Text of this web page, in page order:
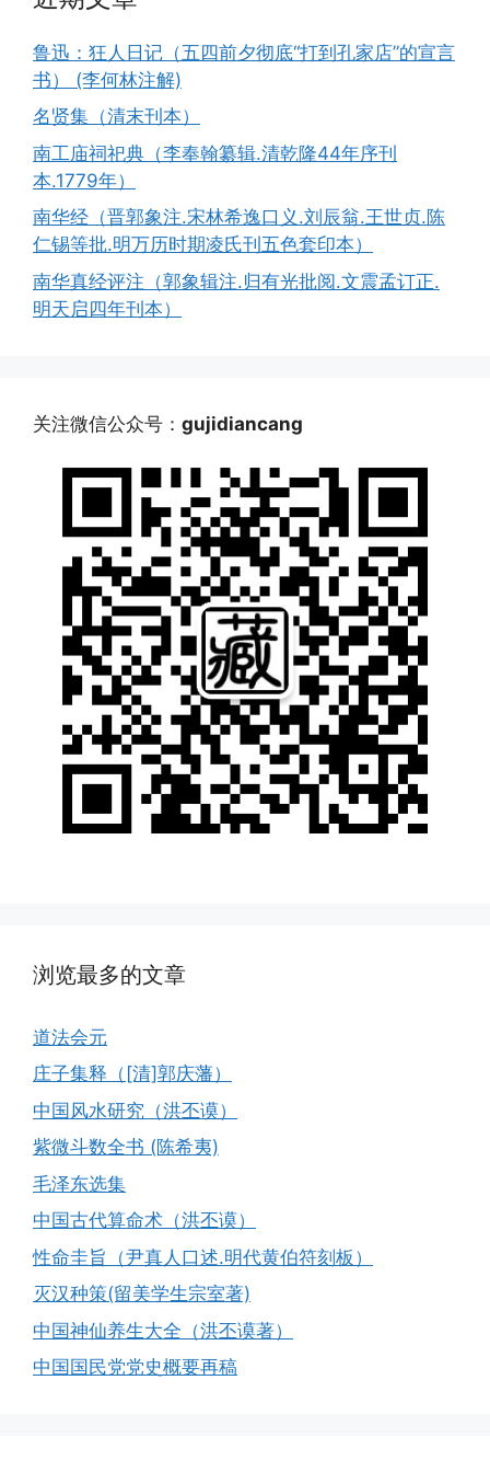
鲁迅：狂人日记（五四前夕彻底“打到孔家店”的宣言
书） (李何林注解)
名贤集（清末刊本）
南工庙祠祀典（李奉翰纂辑.清乾隆44年序刊
本.1779年）
南华经（晋郭象注.宋林希逸口义.刘辰翁.王世贞.陈
仁锡等批.明万历时期凌氏刊五色套印本）
南华真经评注（郭象辑注.归有光批阅.文震孟订正.
明天启四年刊本）
关注微信公众号： gujidiancang
浏览最多的文章
道法会元
庄子集释（[清]郭庆藩）
中国风水研究（洪丕谟）
紫微斗数全书 (陈希夷)
毛泽东选集
中国古代算命术（洪丕谟）
性命圭旨（尹真人口述.明代黄伯符刻板）
灭汉种策(留美学生宗室著)
中国神仙养生大全（洪丕谟著）
中国国民党党史概要再稿